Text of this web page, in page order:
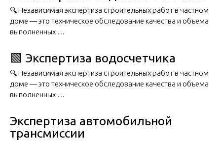
🔍 Независимая экспертиза строительных работ в частном
доме — это техническое обследование качества и объема
выполненных …
🟩 Экспертиза водосчетчика
🔍 Независимая экспертиза строительных работ в частном
доме — это техническое обследование качества и объема
выполненных …
Экспертиза автомобильной
трансмиссии